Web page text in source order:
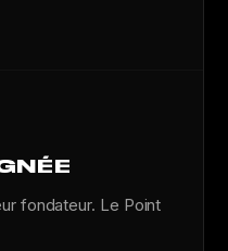
fondateur. Le Point